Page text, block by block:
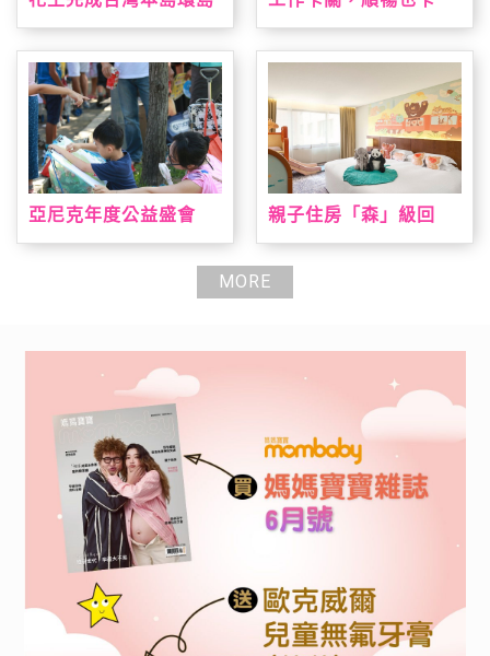
更有力
亞尼克年度公益盛會
趣，早鳥報到就送手撕
親子住房「森」級回
房結合台灣動物、溜滑
梯、遊戲室全日通一次
MORE